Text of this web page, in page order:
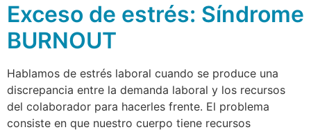
Exceso de estrés: Síndrome
BURNOUT
Hablamos de estrés laboral cuando se produce una
discrepancia entre la demanda laboral y los recursos
del colaborador para hacerles frente. El problema
consiste en que nuestro cuerpo tiene recursos